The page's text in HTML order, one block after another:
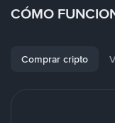
CÓMO
Comprar cripto